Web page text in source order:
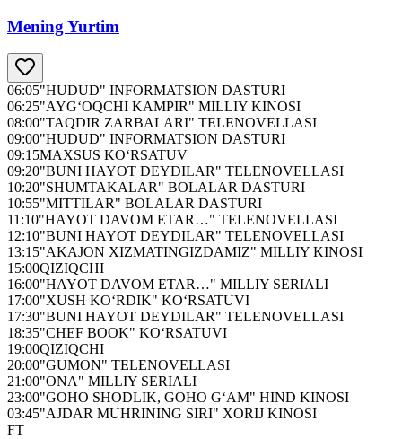
Mening Yurtim
06:05"HUDUD" INFORMATSION DASTURI
06:25"AYG‘OQCHI KAMPIR" MILLIY KINOSI
08:00"TAQDIR ZARBALARI" TELENOVELLASI
09:00"HUDUD" INFORMATSION DASTURI
09:15MAXSUS KO‘RSATUV
09:20"BUNI HAYOT DEYDILAR" TELENOVELLASI
10:20"SHUMTAKALAR" BOLALAR DASTURI
10:55"MITTILAR" BOLALAR DASTURI
11:10"HAYOT DAVOM ETAR…" TELENOVELLASI
12:10"BUNI HAYOT DEYDILAR" TELENOVELLASI
13:15"AKAJON XIZMATINGIZDAMIZ" MILLIY KINOSI
15:00QIZIQCHI
16:00"HAYOT DAVOM ETAR…" MILLIY SERIALI
17:00"XUSH KO‘RDIK" KO‘RSATUVI
17:30"BUNI HAYOT DEYDILAR" TELENOVELLASI
18:35"CHEF BOOK" KO‘RSATUVI
19:00QIZIQCHI
20:00"GUMON" TELENOVELLASI
21:00"ONA" MILLIY SERIALI
23:00"GOHO SHODLIK, GOHO G‘AM" HIND KINOSI
03:45"AJDAR MUHRINING SIRI" XORIJ KINOSI
FT